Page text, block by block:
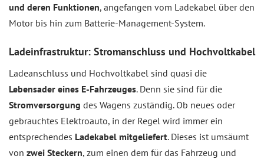
und deren Funktionen, angefangen vom Ladekabel über den
Motor bis hin zum Batterie-Management-System.
Ladeinfrastruktur: Stromanschluss und Hochvoltkabel
Ladeanschluss und Hochvoltkabel sind quasi die
Lebensader eines E-Fahrzeuges. Denn sie sind für die
Stromversorgung des Wagens zuständig. Ob neues oder
gebrauchtes Elektroauto, in der Regel wird immer ein
entsprechendes Ladekabel mitgeliefert. Dieses ist umsäumt
von zwei Steckern, zum einen dem für das Fahrzeug und